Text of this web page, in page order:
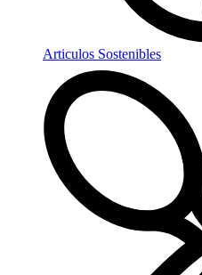
Articulos Sostenibles